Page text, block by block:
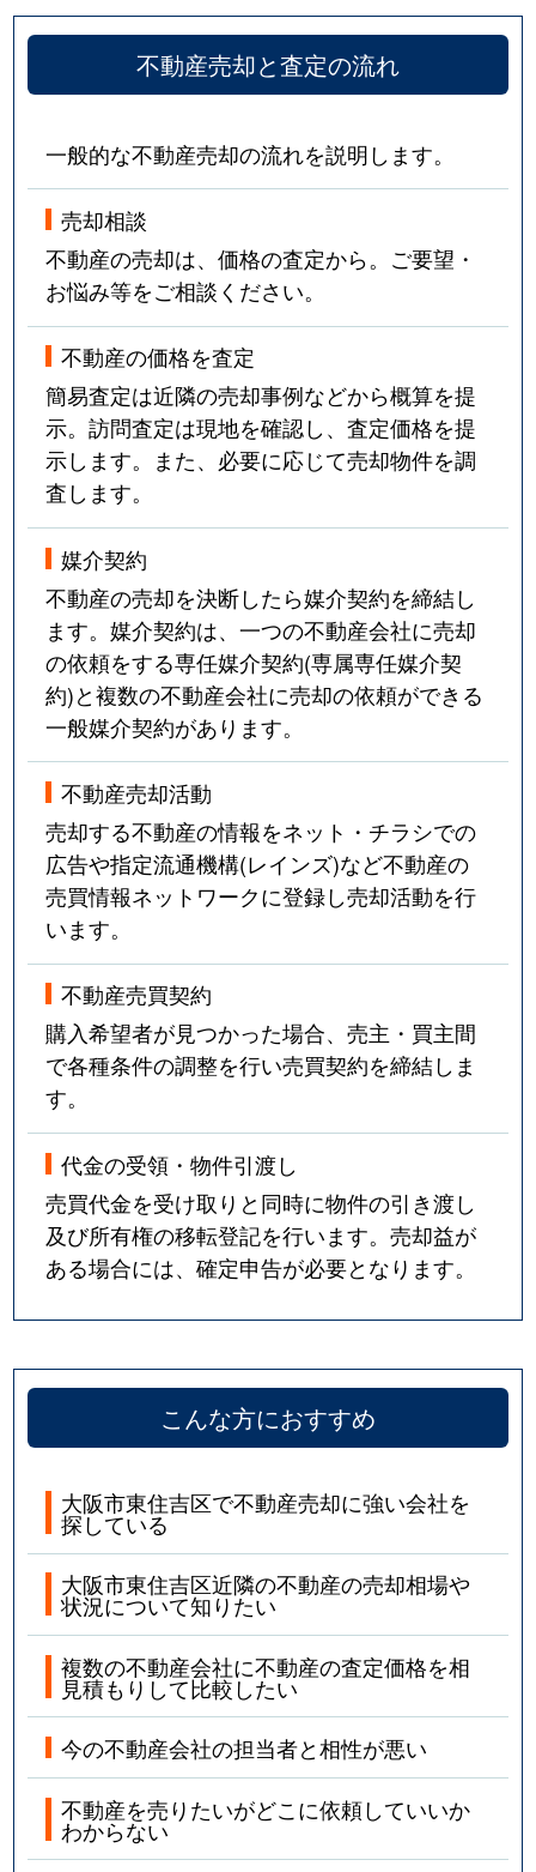
不動産売却と査定の流れ
一般的な不動産売却の流れを説明します。
売却相談
不動産の売却は、価格の査定から。ご要望・
お悩み等をご相談ください。
不動産の価格を査定
簡易査定は近隣の売却事例などから概算を提
示。訪問査定は現地を確認し、査定価格を提
示します。また、必要に応じて売却物件を調
査します。
媒介契約
不動産の売却を決断したら媒介契約を締結し
ます。媒介契約は、一つの不動産会社に売却
の依頼をする専任媒介契約(専属専任媒介契
約)と複数の不動産会社に売却の依頼ができる
一般媒介契約があります。
不動産売却活動
売却する不動産の情報をネット・チラシでの
広告や指定流通機構(レインズ)など不動産の
売買情報ネットワークに登録し売却活動を行
います。
不動産売買契約
購入希望者が見つかった場合、売主・買主間
で各種条件の調整を行い売買契約を締結しま
す。
代金の受領・物件引渡し
売買代金を受け取りと同時に物件の引き渡し
及び所有権の移転登記を行います。売却益が
ある場合には、確定申告が必要となります。
こんな方におすすめ
大阪市東住吉区で不動産売却に強い会社を
探している
大阪市東住吉区近隣の不動産の売却相場や
状況について知りたい
複数の不動産会社に不動産の査定価格を相
見積もりして比較したい
今の不動産会社の担当者と相性が悪い
不動産を売りたいがどこに依頼していいか
わからない